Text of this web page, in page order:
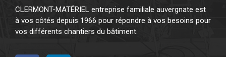
CLERMONT-MATÉRIEL entreprise familiale auvergnate est
à vos côtés depuis 1966 pour répondre à vos besoins pour
vos différents chantiers du bâtiment.